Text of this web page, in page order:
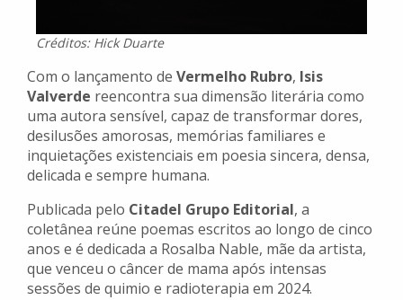
Créditos: Hick Duarte
Com o lançamento de Vermelho Rubro, Isis
Valverde reencontra sua dimensão literária como
uma autora sensível, capaz de transformar dores,
desilusões amorosas, memórias familiares e
inquietações existenciais em poesia sincera, densa,
delicada e sempre humana.
Publicada pelo Citadel Grupo Editorial, a
coletânea reúne poemas escritos ao longo de cinco
anos e é dedicada a Rosalba Nable, mãe da artista,
que venceu o câncer de mama após intensas
sessões de quimio e radioterapia em 2024.